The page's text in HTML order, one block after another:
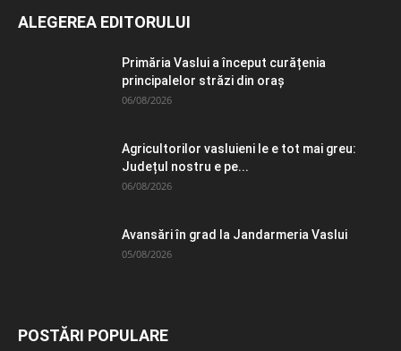
ALEGEREA EDITORULUI
Primăria Vaslui a început curățenia
principalelor străzi din oraș
06/08/2026
Agricultorilor vasluieni le e tot mai greu:
Județul nostru e pe...
06/08/2026
Avansări în grad la Jandarmeria Vaslui
05/08/2026
POSTĂRI POPULARE